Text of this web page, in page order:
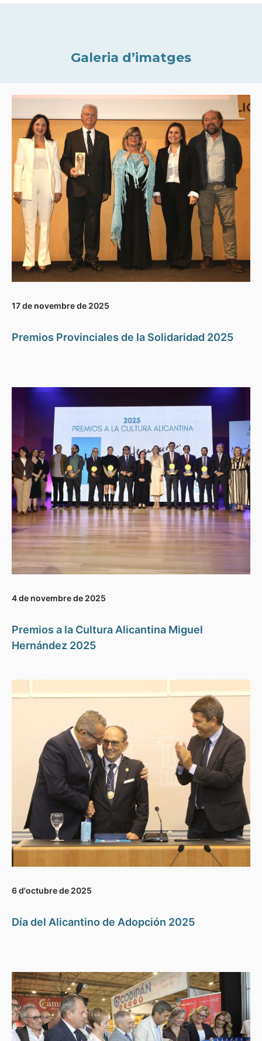
Galeria d’imatges
17 de novembre de 2025
Premios Provinciales de la Solidaridad 2025
4 de novembre de 2025
Premios a la Cultura Alicantina Miguel
Hernández 2025
6 d'octubre de 2025
Día del Alicantino de Adopción 2025